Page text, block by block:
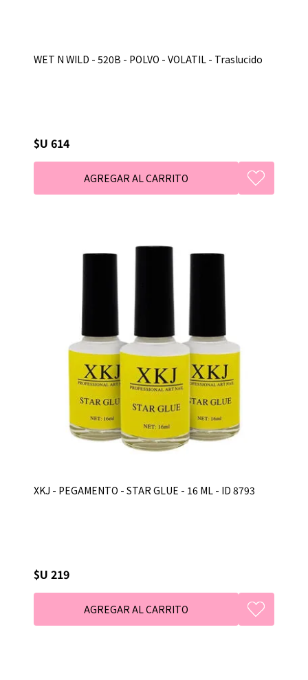
WET N WILD - 520B - POLVO - VOLATIL - Traslucido
$U 614
XKJ - PEGAMENTO - STAR GLUE - 16 ML - ID 8793
$U 219